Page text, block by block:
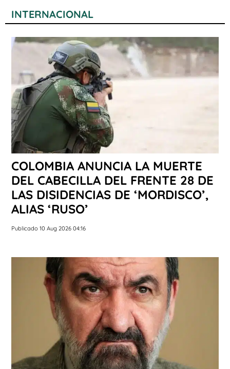
INTERNACIONAL
COLOMBIA ANUNCIA LA MUERTE
DEL CABECILLA DEL FRENTE 28 DE
LAS DISIDENCIAS DE ‘MORDISCO’,
ALIAS ‘RUSO’
Publicado 10 Aug 2026 04:16